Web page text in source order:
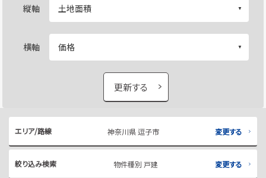
縦軸
横軸
更新する
エリア/路線 神奈川県 逗子市 変更する
絞り込み検索 物件種別 戸建 変更する